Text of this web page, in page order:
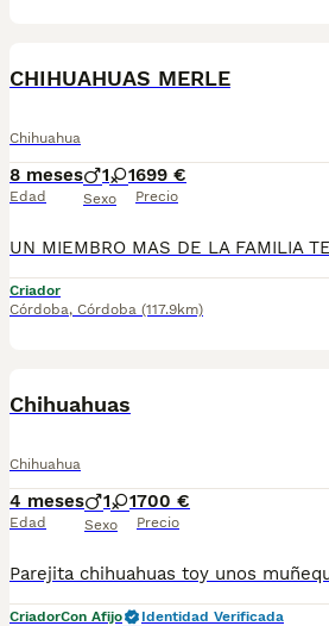
CHIHUAHUAS MERLE
Chihuahua
8 meses
Edad
1 1
Sexo
699 €
Precio
Criador
Córdoba, Córdoba (117.9km)
Chihuahuas
Chihuahua
4 meses
Edad
1 1
Sexo
700 €
Precio
CriadorCon Afijo
Identidad Verificada